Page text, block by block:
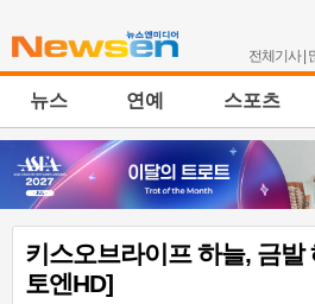
전체기사|
뉴스 연예 스포츠
키스오브라이프 하늘, 금발
토엔HD]